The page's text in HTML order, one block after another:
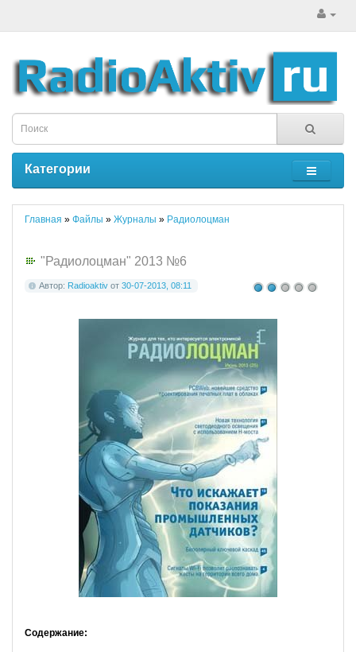
Категории
Главная » Файлы » Журналы » Радиолоцман
"Радиолоцман" 2013 №6
Автор: Radioaktiv от 30-07-2013, 08:11
Содержание: